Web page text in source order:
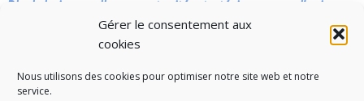
Gérer le consentement aux
cookies
Nous utilisons des cookies pour optimiser notre site web et notre
service.
Blockchain : quelles opportunités stratégiques pour l’univers
du marketing digital ?
Avez-vous apprécié cet article ?